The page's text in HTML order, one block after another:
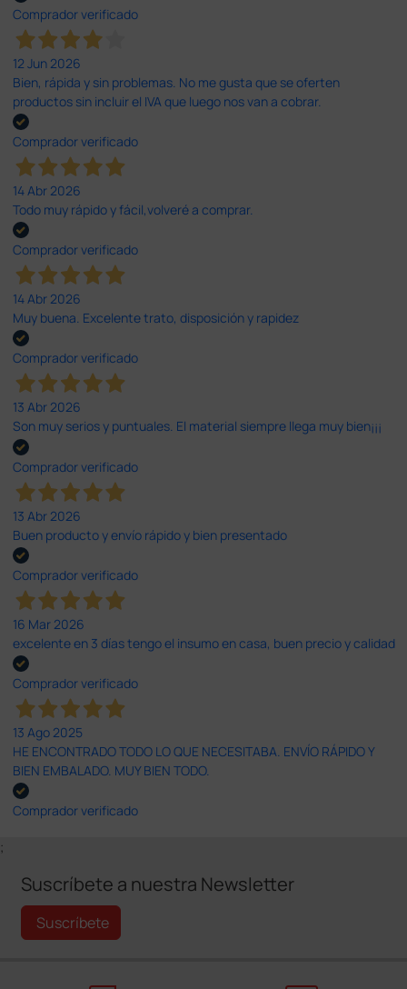
Comprador verificado
12 Jun 2026
Bien, rápida y sin problemas. No me gusta que se oferten
productos sin incluir el IVA que luego nos van a cobrar.
Comprador verificado
14 Abr 2026
Todo muy rápido y fácil,volveré a comprar.
Comprador verificado
14 Abr 2026
Muy buena. Excelente trato, disposición y rapidez
Comprador verificado
13 Abr 2026
Son muy serios y puntuales. El material siempre llega muy bien¡¡¡
Comprador verificado
13 Abr 2026
Buen producto y envío rápido y bien presentado
Comprador verificado
16 Mar 2026
excelente en 3 días tengo el insumo en casa, buen precio y calidad
Comprador verificado
13 Ago 2025
HE ENCONTRADO TODO LO QUE NECESITABA. ENVÍO RÁPIDO Y
BIEN EMBALADO. MUY BIEN TODO.
Comprador verificado
;
Suscríbete a nuestra Newsletter
Suscríbete